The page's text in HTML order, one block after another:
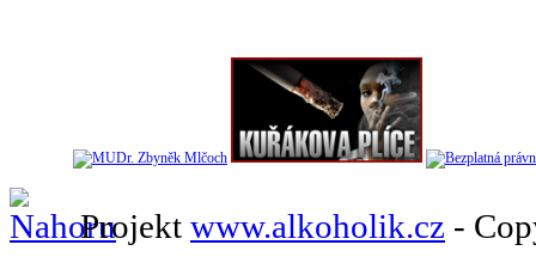
Projekt www.alkoholik.cz -